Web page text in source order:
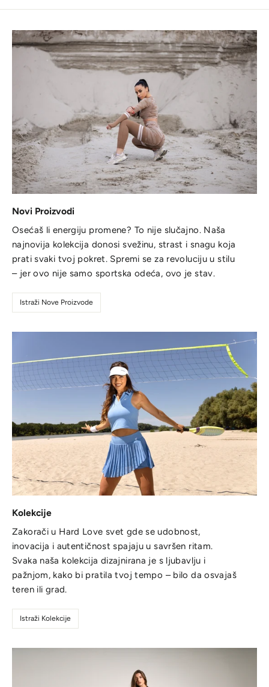
Novi Proizvodi
Osećaš li energiju promene? To nije slučajno. Naša
najnovija kolekcija donosi svežinu, strast i snagu koja
prati svaki tvoj pokret. Spremi se za revoluciju u stilu
– jer ovo nije samo sportska odeća, ovo je stav.
Istraži Nove Proizvode
Kolekcije
Zakorači u Hard Love svet gde se udobnost,
inovacija i autentičnost spajaju u savršen ritam.
Svaka naša kolekcija dizajnirana je s ljubavlju i
pažnjom, kako bi pratila tvoj tempo – bilo da osvajaš
teren ili grad.
Istraži Kolekcije